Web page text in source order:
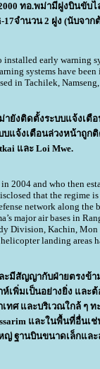
ทอ.พม่ามีฝูงบินขับ
17จำนวน 2 ฝูง (นับจา
early warning
systems have
in Tachilek,
ยังติดตั้งระบบแจ้งเตื
บแจ้งเตือนล่วงหน้าถูก
และ Loi Mwe.
2004 and who then
that the regime
network along the
major air bases in
Division, Kachin, Mon
landing areas
มีสัญญากับฝ่ายตรงข้า
เพิ่มเป็นอย่างยิ่ง แล
ศ และบริเวณใกล้ ๆ
และในพื้นที่อื่นเ
ญ่ ฐานบินขนาดเล็กแล